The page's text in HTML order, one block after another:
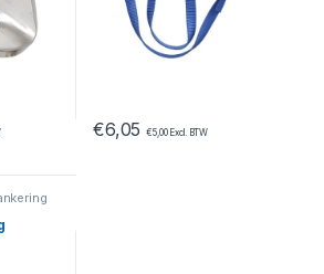
€6,05 €5,00Excl. BTW